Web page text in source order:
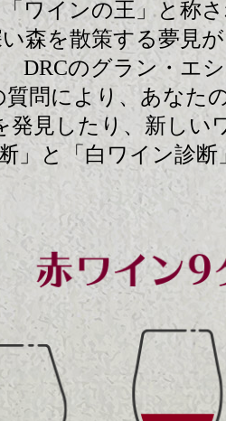
「ワインの王」と称
森を散策する夢見
DRCのグラン・エシ
問により、 あなた
見したり、 新しい
」と
「白ワイン診